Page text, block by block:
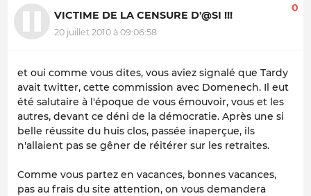
VICTIME DE LA CENSURE D'@SI !!!
20 juillet 2010 à 09:06:58
0
et oui comme vous dites, vous aviez signalé que Tardy
avait twitter, cette commission avec Domenech. Il eut
été salutaire à l'époque de vous émouvoir, vous et les
autres, devant ce déni de la démocratie. Après une si
belle réussite du huis clos, passée inaperçue, ils
n'allaient pas se gêner de réitérer sur les retraites.
Comme vous partez en vacances, bonnes vacances,
pas au frais du site attention, on vous demandera